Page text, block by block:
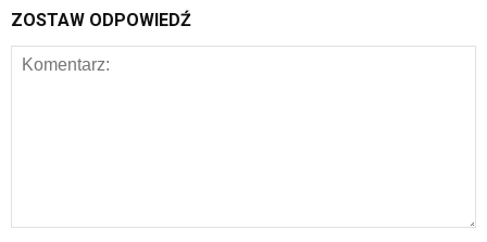
ZOSTAW ODPOWIEDŹ